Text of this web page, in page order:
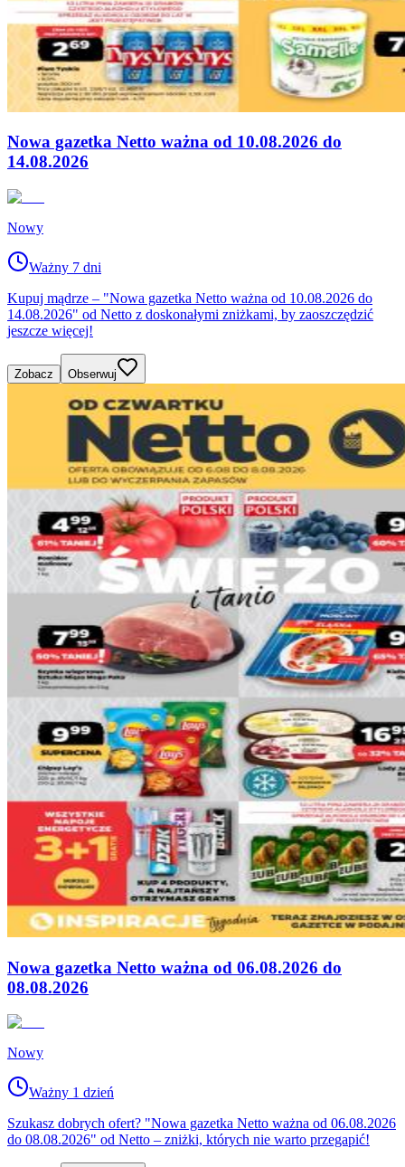
Nowa gazetka Netto ważna od 10.08.2026 do
14.08.2026
Nowy
Ważny 7 dni
Kupuj mądrze – "Nowa gazetka Netto ważna od 10.08.2026 do
14.08.2026" od Netto z doskonałymi zniżkami, by zaoszczędzić
jeszcze więcej!
Zobacz Obserwuj
Nowa gazetka Netto ważna od 06.08.2026 do
08.08.2026
Nowy
Ważny 1 dzień
Szukasz dobrych ofert? "Nowa gazetka Netto ważna od 06.08.2026
do 08.08.2026" od Netto – zniżki, których nie warto przegapić!